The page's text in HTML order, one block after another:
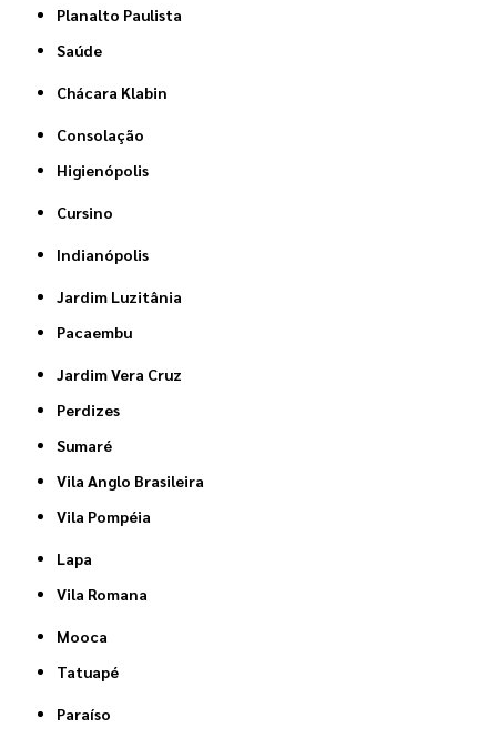
Planalto Paulista
Saúde
Chácara Klabin
Consolação
Higienópolis
Cursino
Indianópolis
Jardim Luzitânia
Pacaembu
Jardim Vera Cruz
Perdizes
Sumaré
Vila Anglo Brasileira
Vila Pompéia
Lapa
Vila Romana
Mooca
Tatuapé
Paraíso